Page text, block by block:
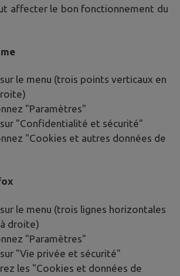
affecter le bon fonctionnement du
le menu (trois points verticaux en
"Paramètres"
"Confidentialité et sécurité"
"Cookies et autres données de
le menu (trois lignes horizontales
droite)
"Paramètres"
"Vie privée et sécurité"
les "Cookies et données de